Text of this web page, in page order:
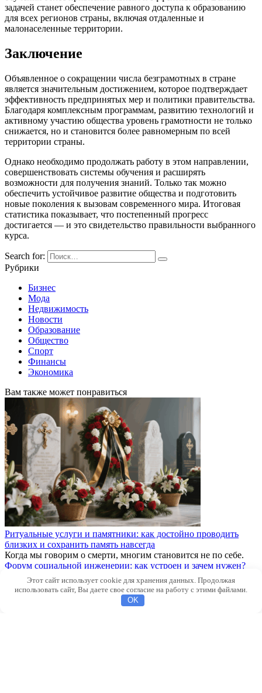
задачей станет обеспечение равного доступа к образованию
для всех регионов страны, включая отдаленные и
малонаселенные территории.
Заключение
Объявленное о сокращении числа безграмотных в стране
является значительным достижением, которое подтверждает
эффективность предпринятых мер и политики правительства.
Благодаря комплексным программам, развитию технологий и
активному участию общества уровень грамотности не только
снижается, но и становится более равномерным по всей
территории страны.
Однако необходимо продолжать работу в этом направлении,
совершенствовать системы обучения и расширять
возможности для получения знаний. Только так можно
обеспечить устойчивое развитие общества и подготовить
новые поколения к вызовам современного мира. Итоговая
статистика показывает, что постепенный прогресс
достигается — и это свидетельство правильности выбранного
курса.
Search for:
Рубрики
Бизнес
Мода
Недвижимость
Новости
Образование
Общество
Спорт
Финансы
Экономика
Вам также может понравиться
Ритуальные услуги и памятники: как достойно проводить
близких и сохранить память навсегда
Когда мы говорим о смерти, многим становится не по себе.
Форум социальной инженерии: как устроен и зачем нужен?
Представьте место, где сходятся хакеры, аналитики
безопасности
Этот сайт использует cookie для хранения данных. Продолжая
использовать сайт, Вы даете свое согласие на работу с этими файлами.
OK